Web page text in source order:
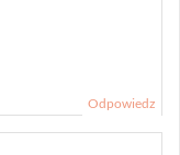
Odpowiedz